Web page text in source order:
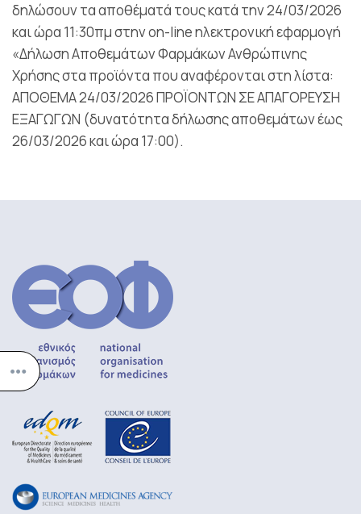
δηλώσουν τα αποθέματά τους κατά την 24/03/2026
και ώρα 11:30πμ στην on-line ηλεκτρονική εφαρμογή
«Δήλωση Αποθεμάτων Φαρμάκων Ανθρώπινης
Χρήσης στα προϊόντα που αναφέρονται στη λίστα:
ΑΠΟΘΕΜΑ 24/03/2026 ΠΡΟΪΟΝΤΩΝ ΣΕ ΑΠΑΓΟΡΕΥΣΗ
ΕΞΑΓΩΓΩΝ (δυνατότητα δήλωσης αποθεμάτων έως
26/03/2026 και ώρα 17:00).